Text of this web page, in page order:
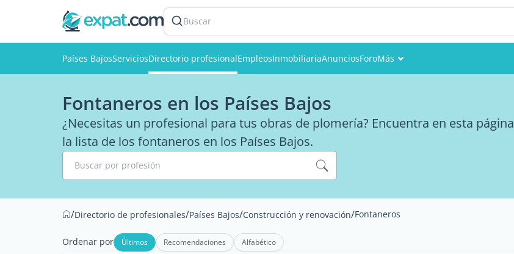
Buscar
Países BajosServiciosDirectorio profesionalEmpleosInmobiliariaAnunciosForoMás
Fontaneros en los Países Bajos
¿Necesitas un profesional para tus obras de plomería? Encuentra en esta página
la lista de los fontaneros en los Países Bajos.
Buscar por profesión
/Directorio de profesionales/Países Bajos/Construcción y renovación/Fontaneros
Ordenar por Últimos Recomendaciones Alfabético